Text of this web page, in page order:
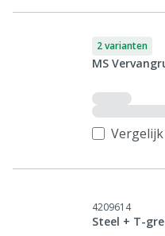
2 varianten
MS
Vergelijk
4209614
Steel + T-